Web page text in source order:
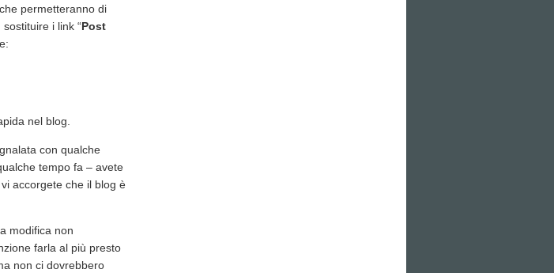
permetteranno di
i link “Post
nel blog.
con qualche
tempo fa – avete
accorgete che il blog è
modifica non
farla al più presto
non ci dovrebbero